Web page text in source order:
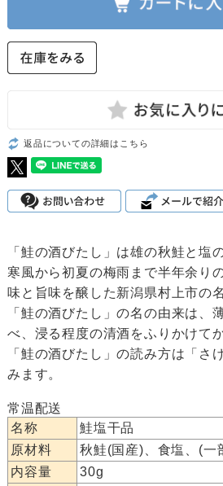
返品についての詳細はこちら
「鮭の酒びたし」は雄の秋鮭と塩
寒風から初夏の梅雨まで半年余り
味と旨味を醸した新潟県村上市の
「鮭の酒びたし」の名の由来は、
べ、浸る程度の清酒をふりかけて
「鮭の酒びたし」の読み方は「さ
みます。
常温配送
名称
鮭塩干品
原材料
秋鮭(国産)、食塩、(一
内容量
30g